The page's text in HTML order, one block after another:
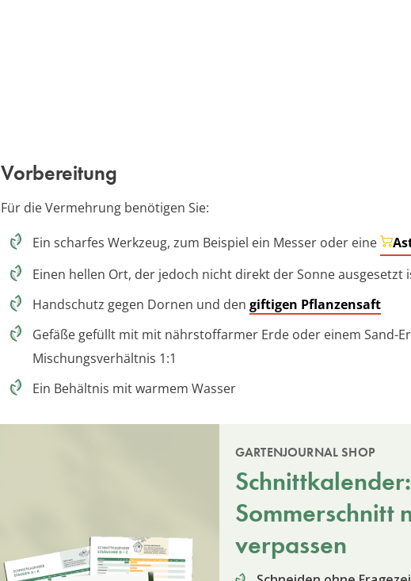
Vorbereitung
Für die Vermehrung benötigen Sie:
Ein scharfes Werkzeug, zum Beispiel ein Messer oder eine
Einen hellen Ort, der jedoch nicht direkt der Sonne ausgesetzt
Handschutz gegen Dornen und den giftigen Pflanzensaft
Gefäße gefüllt mit mit nährstoffarmer Erde oder einem Sand-
Mischungsverhältnis 1:1
Ein Behältnis mit warmem Wasser
GARTENJOURNAL SHOP
Schnittkalender:
Sommerschnitt
verpassen